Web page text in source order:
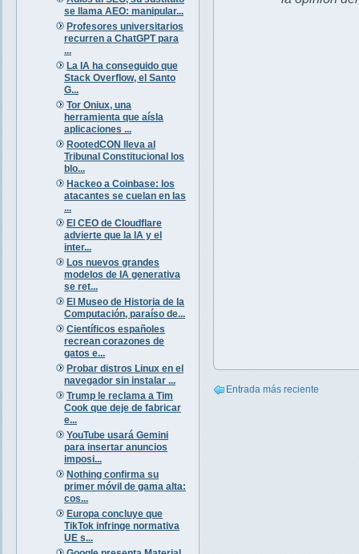
se llama AEO: manipular...
Profesores universitarios
recurren a ChatGPT para
...
La IA ha conseguido que
Stack Overflow, el Santo
G...
Tor Oniux, una
herramienta que aísla
aplicaciones ...
RootedCON lleva al
Tribunal Constitucional los
blo...
Hackeo a Coinbase: los
atacantes se cuelan en las
...
El CEO de Cloudflare
advierte que la IA y el
inter...
Los nuevos grandes
modelos de IA generativa
se ret...
El Museo de Historia de la
Computación, paraíso de...
Científicos españoles
recrean corazones de
gatos e...
Probar distros Linux en el
navegador sin instalar ...
Trump le reclama a Tim
Cook que deje de fabricar
e...
YouTube usará Gemini
para insertar anuncios
imposi...
Nothing confirma su
primer móvil de gama alta:
cos...
Europa concluye que
TikTok infringe normativa
UE s...
Entrada más reciente